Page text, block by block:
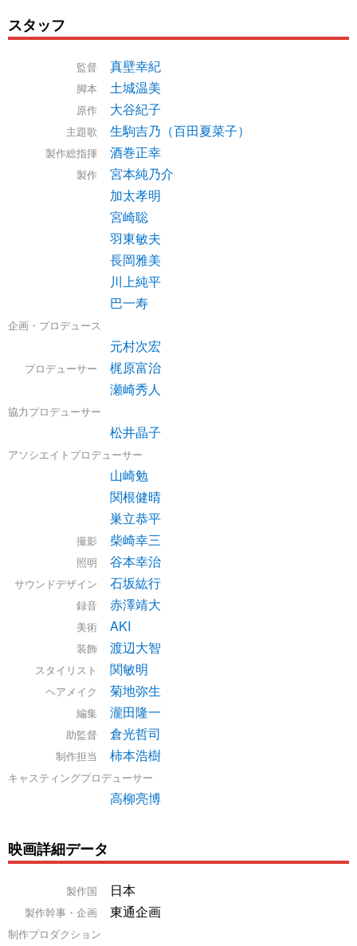
スタッフ
監督 真壁幸紀
脚本 土城温美
原作 大谷紀子
主題歌 生駒吉乃（百田夏菜子）
製作総指揮 酒巻正幸
製作
宮本純乃介
加太孝明
宮崎聡
羽東敏夫
長岡雅美
川上純平
巴一寿
企画・プロデュース
元村次宏
プロデューサー
梶原富治
瀬崎秀人
協力プロデューサー
松井晶子
アソシエイトプロデューサー
山崎勉
関根健晴
巣立恭平
撮影 柴崎幸三
照明 谷本幸治
サウンドデザイン 石坂紘行
録音 赤澤靖大
美術 AKI
装飾 渡辺大智
スタイリスト 関敏明
ヘアメイク 菊地弥生
編集 瀧田隆一
助監督 倉光哲司
制作担当 柿本浩樹
キャスティングプロデューサー
高柳亮博
映画詳細データ
製作国 日本
製作幹事・企画 東通企画
制作プロダクション